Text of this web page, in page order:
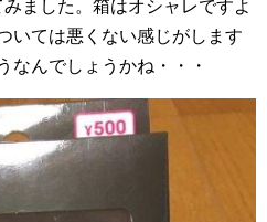
ました。箱はオシャレですよ
いては悪くない感じがします
なんでしょうかね・・・